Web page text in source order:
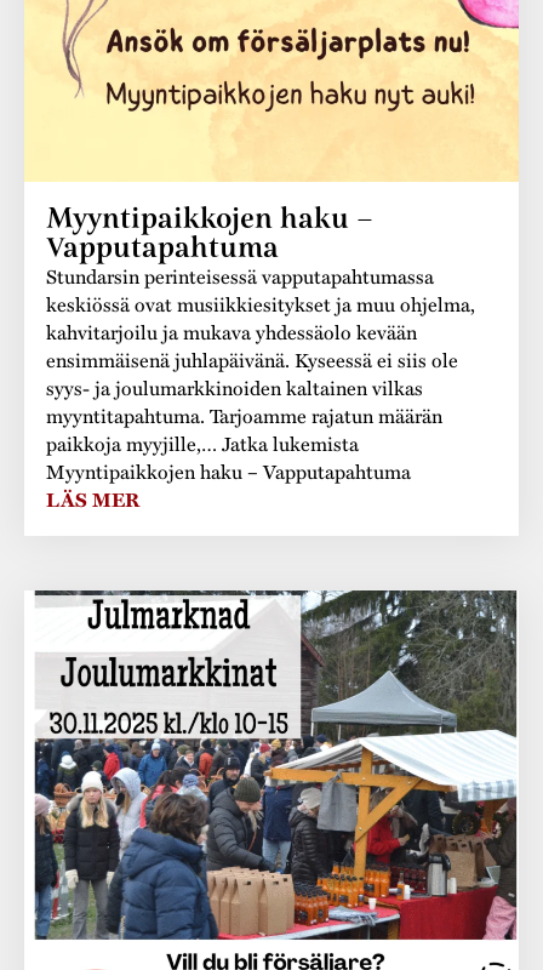
Myyntipaikkojen haku –
Vapputapahtuma
Stundarsin perinteisessä vapputapahtumassa
keskiössä ovat musiikkiesitykset ja muu ohjelma,
kahvitarjoilu ja mukava yhdessäolo kevään
ensimmäisenä juhlapäivänä. Kyseessä ei siis ole
syys- ja joulumarkkinoiden kaltainen vilkas
myyntitapahtuma. Tarjoamme rajatun määrän
paikkoja myyjille,… Jatka lukemista
Myyntipaikkojen haku – Vapputapahtuma
LÄS MER